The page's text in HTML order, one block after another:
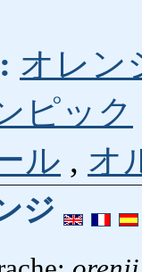
オレン
ピック
ル , オ
ジ